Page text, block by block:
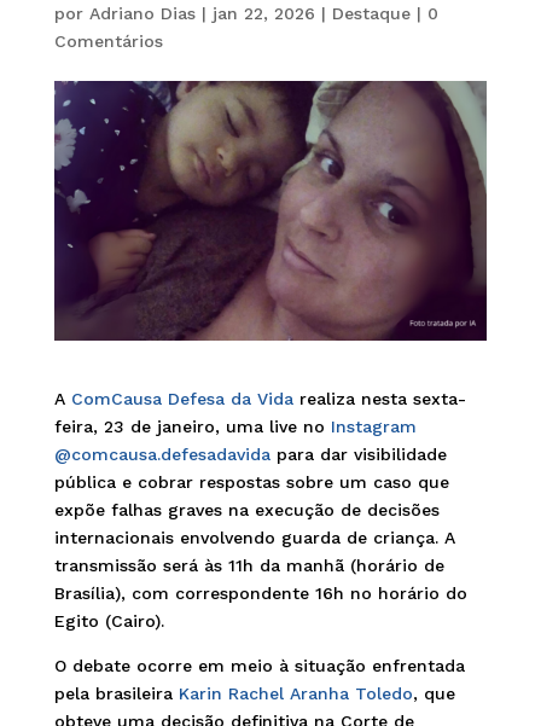
por Adriano Dias| jan 22, 2026 | Destaque| 0
Comentários
A ComCausa Defesa da Vidarealiza nesta sexta-
feira, 23 de janeiro, uma live no Instagram
@comcausa.defesadavidapara dar visibilidade
pública e cobrar respostas sobre um caso que
expõe falhas graves na execução de decisões
internacionais envolvendo guarda de criança. A
transmissão será às 11h da manhã (horário de
Brasília), com correspondente 16h no horário do
Egito (Cairo).
O debate ocorre em meio à situação enfrentada
pela brasileira Karin Rachel Aranha Toledo, que
obteve uma decisão definitiva na Corte de